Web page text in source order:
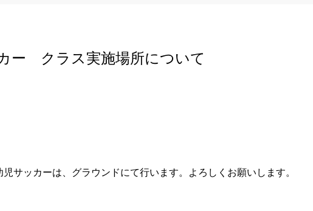
ー クラス実施場所について
サッカーは、グラウンドにて行います。よろしくお願いします。